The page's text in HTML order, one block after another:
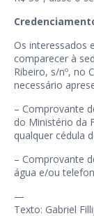
Os interessados
comparecer à
Ribeiro, s/nº, no
necessário
– Comprovante
do Ministério da
qualquer cédula
– Comprovante
água e/ou
—
Texto: Gabriel